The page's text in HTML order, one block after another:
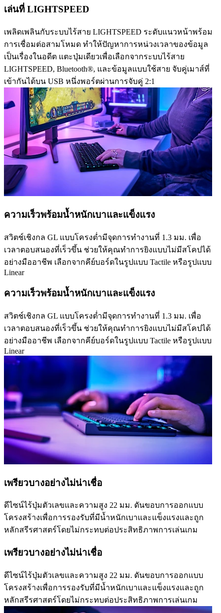
เล่นที่ LIGHTSPEED
เพลิดเพลินกับระบบไร้สาย LIGHTSPEED ระดับแนวหน้าพร้อม
การเชื่อมต่อสามโหมด ทำให้ปัญหาการหน่วงเวลาของข้อมูล
เป็นเรื่องในอดีต แตะปุ่มเดียวเพื่อเลือกจากระบบไร้สาย
LIGHTSPEED, Bluetooth®, และข้อมูลแบบใช้สาย จับคู่เมาส์ที่
เข้ากันได้บน USB หนึ่งพอร์ตผ่านการจับคู่ 2:1
ความเร็วพร้อมน้ำหนักเบาและแข็งแรง
สวิตช์เชิงกล GL แบบโครงต่ำมีจุดการทำงานที่ 1.3 มม. เพื่อ
เวลาตอบสนองที่เร็วขึ้น ช่วยให้คุณทำการยิงแบบไม่มีสโคปได้
อย่างมืออาชีพ เลือกจากคีย์บอร์ดในรูปแบบ Tactile หรือรูปแบบ
Linear
ความเร็วพร้อมน้ำหนักเบาและแข็งแรง
สวิตช์เชิงกล GL แบบโครงต่ำมีจุดการทำงานที่ 1.3 มม. เพื่อ
เวลาตอบสนองที่เร็วขึ้น ช่วยให้คุณทำการยิงแบบไม่มีสโคปได้
อย่างมืออาชีพ เลือกจากคีย์บอร์ดในรูปแบบ Tactile หรือรูปแบบ
Linear
เพรียวบางอย่างไม่น่าเชื่อ
ดีไซน์ไร้ปุ่มตัวเลขและความสูง 22 มม. ดันขอบการออกแบบ
โครงสร้างเพื่อการรองรับที่มีน้ำหนักเบาและแข็งแรงและถูก
หลักสรีรศาสตร์โดยไม่กระทบต่อประสิทธิภาพการเล่นเกม
เพรียวบางอย่างไม่น่าเชื่อ
ดีไซน์ไร้ปุ่มตัวเลขและความสูง 22 มม. ดันขอบการออกแบบ
โครงสร้างเพื่อการรองรับที่มีน้ำหนักเบาและแข็งแรงและถูก
หลักสรีรศาสตร์โดยไม่กระทบต่อประสิทธิภาพการเล่นเกม